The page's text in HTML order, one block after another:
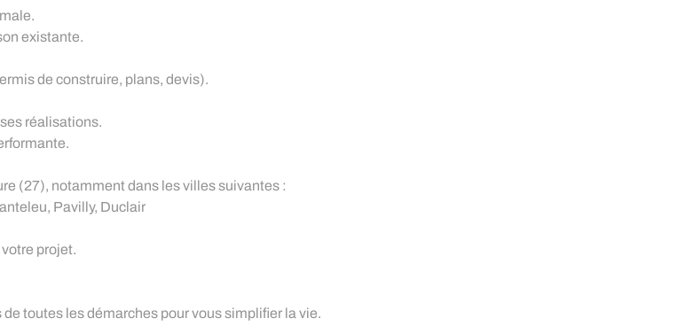
existante.
de construire, plans, devis).
réalisations.
(27), notamment dans les villes suivantes :
Pavilly, Duclair
projet.
toutes les démarches pour vous simplifier la vie.